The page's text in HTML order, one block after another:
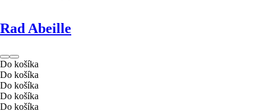
Rad Abeille
Do košíka
Do košíka
Do košíka
Do košíka
Do košíka